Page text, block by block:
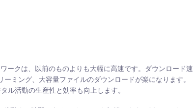
ークは、以前のものよりも大幅に高速です。ダウンロード速
ミング、大容量ファイルのダウンロードが楽になります。
ル活動の生産性と効率も向上します。